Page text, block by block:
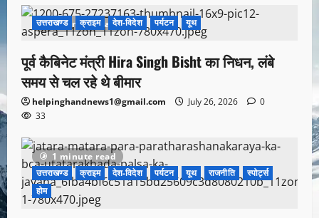
1 minute read
उत्तराखण्ड क्राइम देश-विदेश पर्यटन यूथ
पूर्व कैबिनेट मंत्री Hira Singh Bisht का निधन, लंबे
समय से चल रहे थे बीमार
helpinghandnews1@gmail.com July 26, 2026
0
33
1 minute read
उत्तराखण्ड
क्राइम देश-विदेश पर्यटन यूथ राजनीति
स्पोर्ट्स
होम